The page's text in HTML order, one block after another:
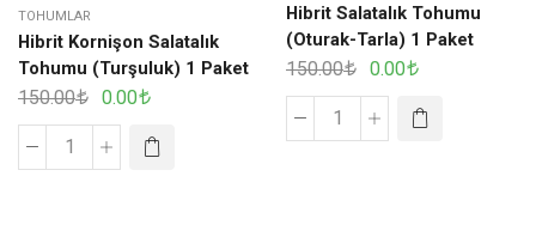
TOHUMLAR
Hibrit Kornişon Salatalık
Tohumu (Turşuluk) 1 Paket
150.00 0.00
Hibrit Salatalık Tohumu
(Oturak-Tarla) 1 Paket
150.00 0.00